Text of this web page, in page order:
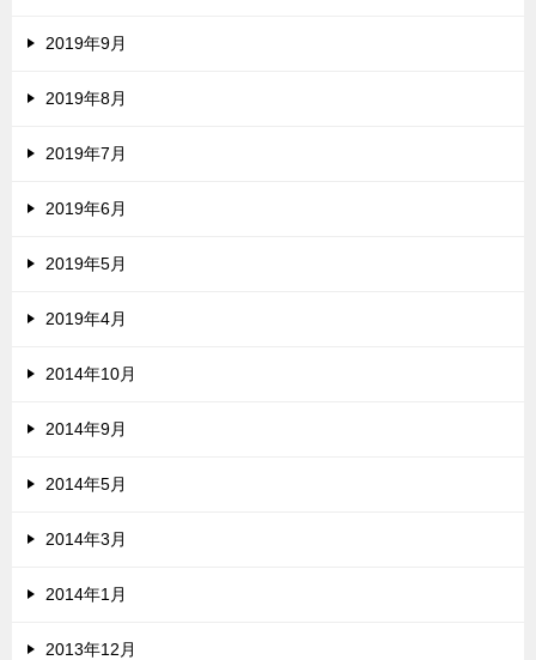
2019年9月
2019年8月
2019年7月
2019年6月
2019年5月
2019年4月
2014年10月
2014年9月
2014年5月
2014年3月
2014年1月
2013年12月